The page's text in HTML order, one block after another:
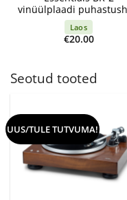
vinüülplaadi
Laos
€20.00
Seotud tooted
UUS/TULE TUTVUMA!